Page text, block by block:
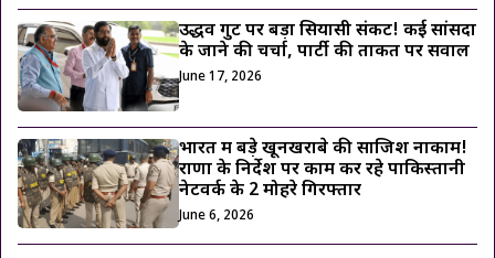
उद्धव गुट पर बड़ा सियासी संकट! कई सांसदों
के जाने की चर्चा, पार्टी की ताकत पर सवाल
June 17, 2026
भारत में बड़े खूनखराबे की साजिश नाकाम!
राणा के निर्देश पर काम कर रहे पाकिस्तानी
नेटवर्क के 2 मोहरे गिरफ्तार
June 6, 2026